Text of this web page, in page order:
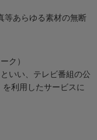
等あらゆる素材の無断
ク）
いい、テレビ番組の公
を利用したサービスに